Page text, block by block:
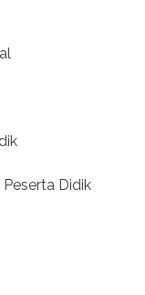
Didik